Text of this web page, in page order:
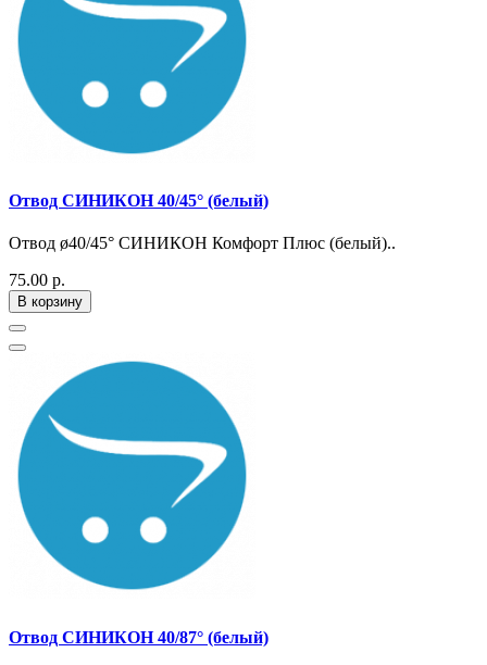
Отвод СИНИКОН 40/45° (белый)
Отвод ø40/45° СИНИКОН Комфорт Плюс (белый)..
75.00 р.
В корзину
Отвод СИНИКОН 40/87° (белый)